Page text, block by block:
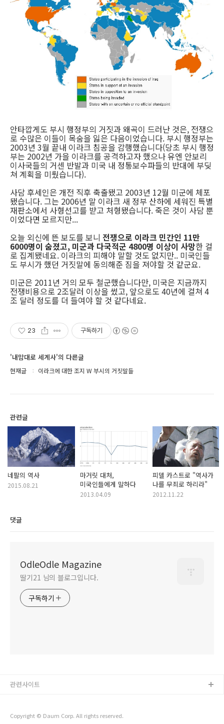
안타깝게도 부시 행정부의 거짓과 왜곡이 드러난 것은, 전쟁으
로 수많은 이들이 목숨을 잃은 다음이었습니다. 부시 행정부는
2003년 3월 끝내 이라크 침공을 감행했습니다(당초 부시 행정
부는 2002년 가을 이라크를 공격하고자 했으나 유엔 안보리
이사국들의 거센 반발과 미국 내 정통보수파들의 반대에 부딪
쳐 계획을 미뤘습니다).
사담 후세인은 개전 직후 축출됐고 2003년 12월 미군에 체포
됐습니다. 그는 2006년 말 이라크 새 정부 산하에 세워진 특별
재판소에서 사형선고를 받고 처형됐습니다. 죽은 것이 사담 뿐
이었다면 모르지만...
오늘 외신에 뜬 보도를 보니 전쟁으로 이라크 민간인 11만
6000명이 숨졌고, 미군과 다국적군 4800명 이상이 사망한 걸
로 집계됐네요. 이라크의 피해야 말할 것도 없지만.. 미국인들
도 부시가 했던 거짓말에 동의해준 짐을 져야할 것 같군요.
미군은 2011년 거의 모두 철군했습니다만, 미국은 지금까지
전쟁비용으로 2조달러 이상을 썼고, 앞으로도 40년에 걸쳐 4
조 달러 정도를 더 들여야 할 것 같다네요.
23 구독하기
'내맘대로 세계사'의 다른글
현재글 이라크에 대한 조지 W 부시의 거짓말들
관련글
네팔의 역사
2015.08.21
마거릿 대처,
미국인들에게 말하다
2013.04.09
피델 카스트로 "역사가
나를 무죄로 하리라"
2012.11.22
댓글
OdleOdle Magazine
딸기21 님의 블로그입니다.
구독하기
Copyright © Daum Corp. All rights reserved.
관련사이트